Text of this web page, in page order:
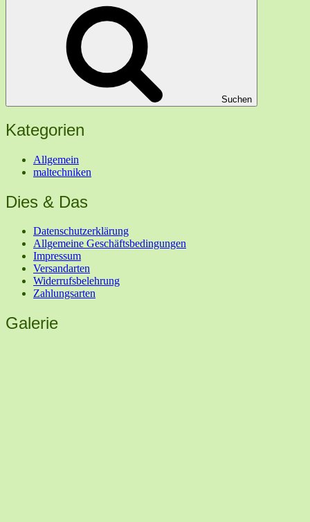
Suchen
Kategorien
Allgemein
maltechniken
Dies & Das
Datenschutzerklärung
Allgemeine Geschäftsbedingungen
Impressum
Versandarten
Widerrufsbelehrung
Zahlungsarten
Galerie